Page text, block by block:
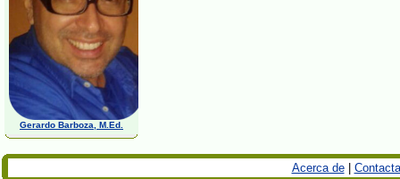
Gerardo Barboza, M.Ed.
Acerca de|